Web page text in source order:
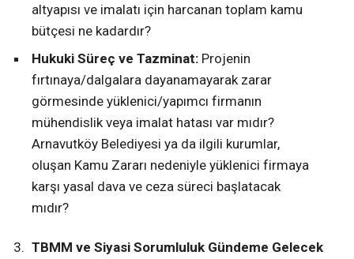
altyapısı ve imalatı için harcanan toplam kamu
bütçesi ne kadardır?
Hukuki Süreç ve Tazminat: Projenin
fırtınaya/dalgalara dayanamayarak zarar
görmesinde yüklenici/yapımcı firmanın
mühendislik veya imalat hatası var mıdır?
Arnavutköy Belediyesi ya da ilgili kurumlar,
oluşan Kamu Zararı nedeniyle yüklenici firmaya
karşı yasal dava ve ceza süreci başlatacak
mıdır?
TBMM ve Siyasi Sorumluluk Gündeme Gelecek